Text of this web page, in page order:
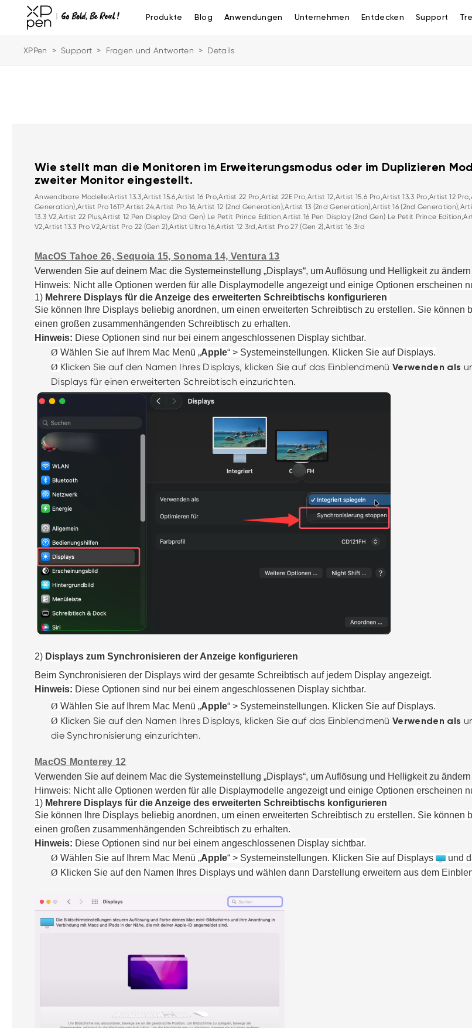
Produkte Blog Anwendungen Unternehmen Entdecken Support
XPPen > Support > Fragen und Antworten > Details
Wie stellt man die Monitoren im Erweiterungsmodus oder im Duplizieren
zweiter Monitor eingestellt.
Anwendbare Modelle:Artist 13.3,Artist 15.6,Artist 16 Pro,Artist 22 Pro,Artist 22E Pro,Artist 12,Artist 15.6 Pro,Artist 13.3 Pro,Artist 12
Generation),Artist Pro 16TP,Artist 24,Artist Pro 16,Artist 12 (2nd Generation),Artist 13 (2nd Generation),Artist 16 (2nd
13.3 V2,Artist 22 Plus,Artist 12 Pen Display (2nd Gen) Le Petit Prince Edition,Artist 16 Pen Display (2nd Gen) Le Petit Prince
V2,Artist 13.3 Pro V2,Artist Pro 22 (Gen 2),Artist Ultra 16,Artist 12 3rd,Artist Pro 27 (Gen 2),Artist 16 3rd
MacOS Tahoe 26, Sequoia 15, Sonoma 14, Ventura 13
Verwenden Sie auf deinem Mac die Systemeinstellung „Displays“, um Auflösung und Helligkeit zu
Hinweis: Nicht alle Optionen werden für alle Displaymodelle angezeigt und einige Optionen erscheinen
1) Mehrere Displays für die Anzeige des erweiterten Schreibtischs konfigurieren
Sie können Ihre Displays beliebig anordnen, um einen erweiterten Schreibtisch zu erstellen. Sie können
einen großen zusammenhängenden Schreibtisch zu erhalten.
Hinweis: Diese Optionen sind nur bei einem angeschlossenen Display sichtbar.
ØWählen Sie auf Ihrem Mac Menü „Apple“ > Systemeinstellungen. Klicken Sie auf Displays.
Ø Klicken Sie auf den Namen Ihres Displays, klicken Sie auf das EinblendmenüVerwenden als
Displays für einen erweiterten Schreibtisch einzurichten.
2) Displays zum Synchronisieren der Anzeige konfigurieren
Beim Synchronisieren der Displays wird der gesamte Schreibtisch auf jedem Display angezeigt.
Hinweis: Diese Optionen sind nur bei einem angeschlossenen Display sichtbar.
ØWählen Sie auf Ihrem Mac Menü „Apple“ > Systemeinstellungen. Klicken Sie auf Displays.
Ø Klicken Sie auf den Namen Ihres Displays, klicken Sie auf das EinblendmenüVerwenden als
die Synchronisierung einzurichten.
MacOS Monterey 12
Verwenden Sie auf deinem Mac die Systemeinstellung „Displays“, um Auflösung und Helligkeit zu
Hinweis: Nicht alle Optionen werden für alle Displaymodelle angezeigt und einige Optionen erscheinen
1) Mehrere Displays für die Anzeige des erweiterten Schreibtischs konfigurieren
Sie können Ihre Displays beliebig anordnen, um einen erweiterten Schreibtisch zu erstellen. Sie können
einen großen zusammenhängenden Schreibtisch zu erhalten.
Hinweis: Diese Optionen sind nur bei einem angeschlossenen Display sichtbar.
ØWählen Sie auf Ihrem Mac Menü „Apple“ > Systemeinstellungen. Klicken Sie auf Displays und
Ø Klicken Sie auf den Namen Ihres Displays und wählen dann Darstellung erweitern aus dem